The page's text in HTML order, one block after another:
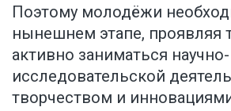
Поэтому молодёжи
нынешнем этапе, проявляя
активно заниматься научно-
исследовательской
творчеством и